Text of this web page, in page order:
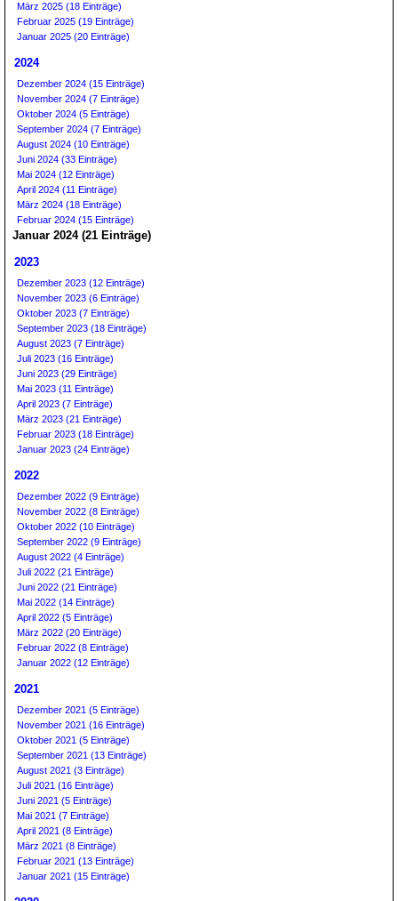
März 2025 (18 Einträge)
Februar 2025 (19 Einträge)
Januar 2025 (20 Einträge)
2024
Dezember 2024 (15 Einträge)
November 2024 (7 Einträge)
Oktober 2024 (5 Einträge)
September 2024 (7 Einträge)
August 2024 (10 Einträge)
Juni 2024 (33 Einträge)
Mai 2024 (12 Einträge)
April 2024 (11 Einträge)
März 2024 (18 Einträge)
Februar 2024 (15 Einträge)
Januar 2024 (21 Einträge)
2023
Dezember 2023 (12 Einträge)
November 2023 (6 Einträge)
Oktober 2023 (7 Einträge)
September 2023 (18 Einträge)
August 2023 (7 Einträge)
Juli 2023 (16 Einträge)
Juni 2023 (29 Einträge)
Mai 2023 (11 Einträge)
April 2023 (7 Einträge)
März 2023 (21 Einträge)
Februar 2023 (18 Einträge)
Januar 2023 (24 Einträge)
2022
Dezember 2022 (9 Einträge)
November 2022 (8 Einträge)
Oktober 2022 (10 Einträge)
September 2022 (9 Einträge)
August 2022 (4 Einträge)
Juli 2022 (21 Einträge)
Juni 2022 (21 Einträge)
Mai 2022 (14 Einträge)
April 2022 (5 Einträge)
März 2022 (20 Einträge)
Februar 2022 (8 Einträge)
Januar 2022 (12 Einträge)
2021
Dezember 2021 (5 Einträge)
November 2021 (16 Einträge)
Oktober 2021 (5 Einträge)
September 2021 (13 Einträge)
August 2021 (3 Einträge)
Juli 2021 (16 Einträge)
Juni 2021 (5 Einträge)
Mai 2021 (7 Einträge)
April 2021 (8 Einträge)
März 2021 (8 Einträge)
Februar 2021 (13 Einträge)
Januar 2021 (15 Einträge)